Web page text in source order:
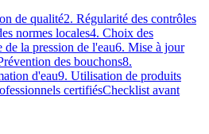
de qualité2. Régularité des contrôles
normes locales4. Choix des
de la pression de l'eau6. Mise à jour
des bouchons8.
d'eau9. Utilisation de produits
certifiésChecklist avant